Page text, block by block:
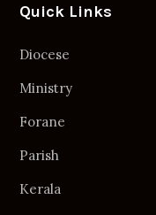
Quick Links
Diocese
Ministry
Forane
Parish
Kerala